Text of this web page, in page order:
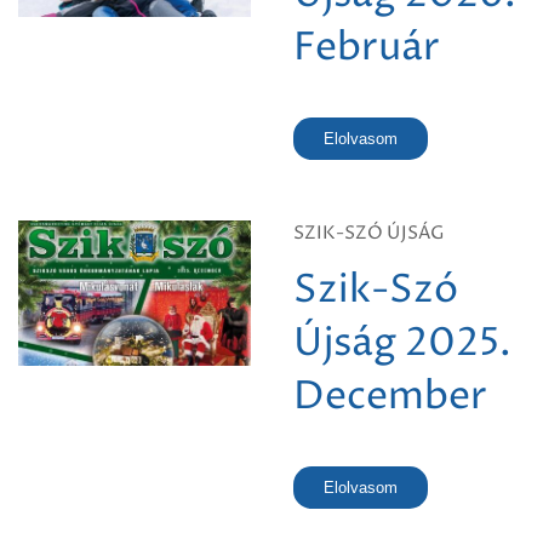
Február
Elolvasom
SZIK-SZÓ ÚJSÁG
Szik-Szó
Újság 2025.
December
Elolvasom